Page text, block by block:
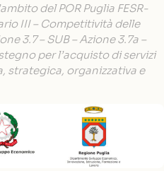
del POR Puglia FESR-
III – Competitività delle
3.7 – SUB – Azione 3.7a –
per l’acquisto di servizi
strategica, organizzativa e